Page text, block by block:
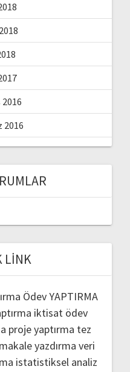
2016
LINK
Ödev YAPTIRMA
iktisat ödev
proje yaptırma tez
makale yazdırma veri
istatistiksel analiz